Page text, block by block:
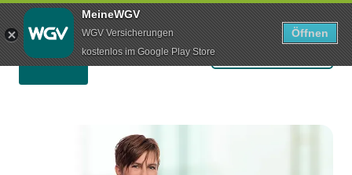
MeineWGV
WGV Versicherungen
kostenlos im Google Play Store
Öffnen
Schaden melden